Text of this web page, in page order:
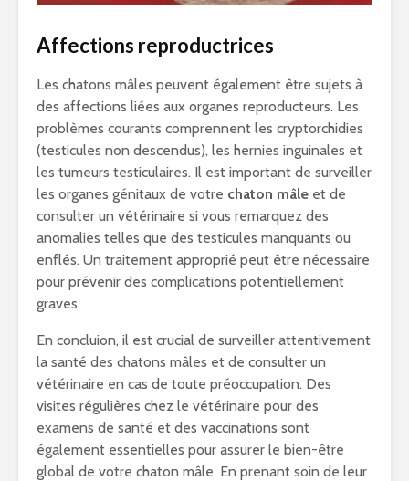
Affections reproductrices
Les chatons mâles peuvent également être sujets à
des affections liées aux organes reproducteurs. Les
problèmes courants comprennent les cryptorchidies
(testicules non descendus), les hernies inguinales et
les tumeurs testiculaires. Il est important de surveiller
les organes génitaux de votre chaton mâle et de
consulter un vétérinaire si vous remarquez des
anomalies telles que des testicules manquants ou
enflés. Un traitement approprié peut être nécessaire
pour prévenir des complications potentiellement
graves.
En concluion, il est crucial de surveiller attentivement
la santé des chatons mâles et de consulter un
vétérinaire en cas de toute préoccupation. Des
visites régulières chez le vétérinaire pour des
examens de santé et des vaccinations sont
également essentielles pour assurer le bien-être
global de votre chaton mâle. En prenant soin de leur